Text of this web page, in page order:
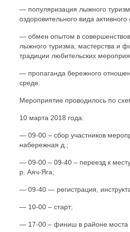
— популяризация лыжного
оздоровительного вида активного
— обмен опытом в
лыжного туризма, мастерства и
традиции любительских
— пропаганда бережного
среде.
Мероприятие проводилось по
10 марта 2018 года:
— 09-00 – сбор участников
набережная д.;
— 09-00 – 09-40 – переезд к
р. Аяч-Яга;
— 09-40 — регистрация,
— 10-00 – старт;
— 17-00 – финиш в районе моста